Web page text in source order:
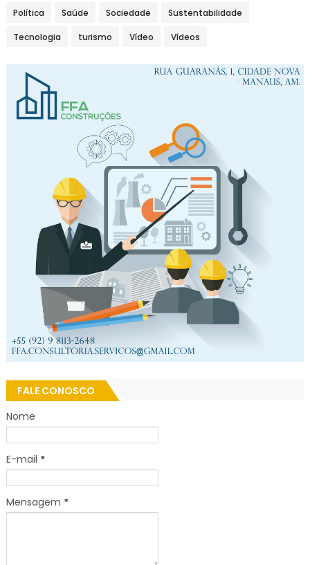
Política Saúde Sociedade Sustentabilidade
Tecnologia turismo Vídeo Vídeos
FALE CONOSCO
Nome
E-mail *
Mensagem *